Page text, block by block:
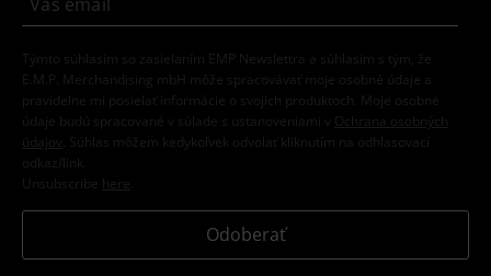
Týmto súhlasím so zasielaním EMP Newslettra a súhlasím s tým, že
E.M.P. Merchandising mbH môže spracovávať moje osobné údaje a
pravidelne mi posielať informácie o svojich produktoch. Moje osobné
údaje budú spracované v súlade s ustanoveniami v
Ochrana osobných
údajov
. Súhlas môžem kedykoľvek odvolať kliknutím na odhlasovací
odkaz/link.
Unsubscribe here
Odoberať